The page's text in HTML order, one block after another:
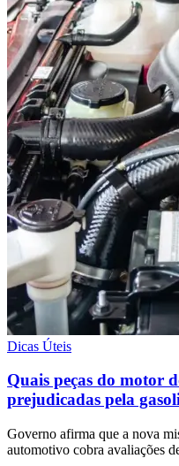
Dicas Úteis
Quais peças do motor
prejudicadas pela
Governo afirma que a nova
automotivo cobra avaliações